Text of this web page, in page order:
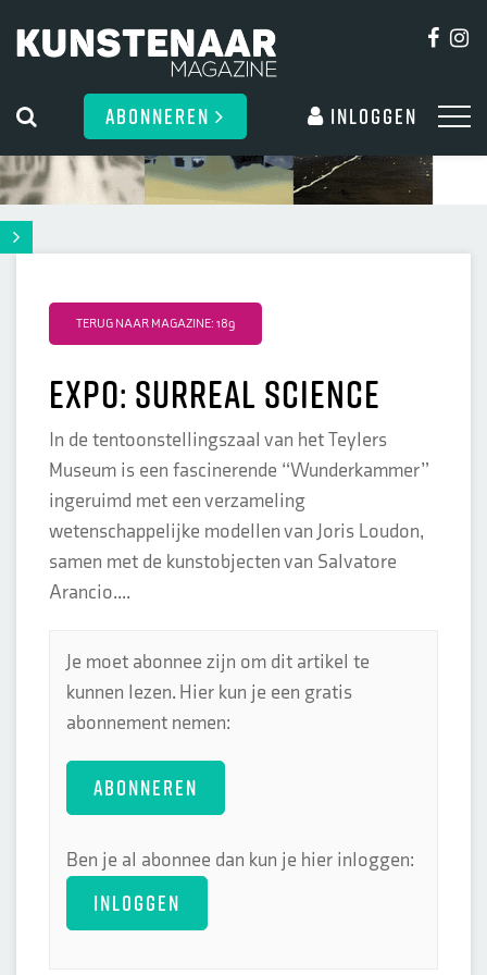
ABONNEREN Inloggen
TERUG NAAR MAGAZINE: 189
Expo: SURREAL SCIENCE
In de tentoonstellingszaal van het Teylers
Museum is een fascinerende “Wunderkammer”
ingeruimd met een verzameling
wetenschappelijke modellen van Joris Loudon,
samen met de kunstobjecten van Salvatore
Arancio....
Je moet abonnee zijn om dit artikel te
kunnen lezen. Hier kun je een gratis
abonnement nemen:
ABONNEREN
Ben je al abonnee dan kun je hier inloggen:
INLOGGEN